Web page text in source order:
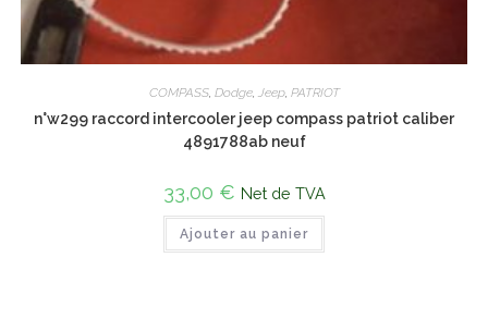
COMPASS, Dodge, Jeep, PATRIOT
n°w299 raccord intercooler jeep compass patriot caliber
4891788ab neuf
33,00 € Net de TVA
Ajouter au panier